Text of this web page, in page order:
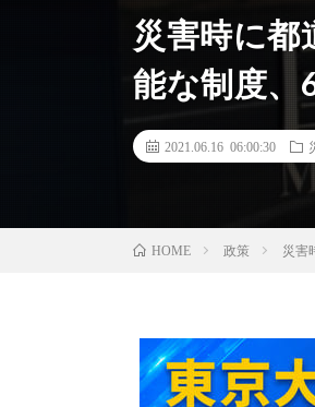
災害時に都
能な制度、
2021.06.16 06:00:30
HOME 政策 災害